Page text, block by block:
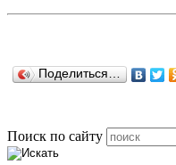
Поделиться…
Поиск по сайту